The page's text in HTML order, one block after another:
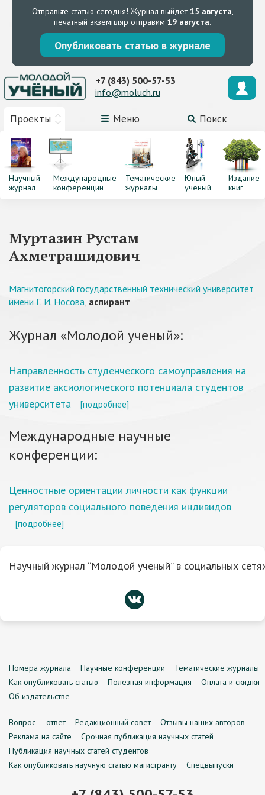
Отправьте статью сегодня! Журнал выйдет15 августа,
печатный экземпляр отправим 19 августа.
Опубликовать статью в журнале
Проекты Меню Поиск
+7 (843) 500-57-53
info@moluch.ru
Научный
журнал
Международные
конференции
Тематические
журналы
Юный
ученый
Издание
книг
Муртазин Рустам
Ахметрашидович
Магнитогорский государственный технический университет
имени Г. И. Носова, аспирант
Журнал «Молодой ученый»:
Направленность студенческого самоуправления на
развитие аксиологического потенциала студентов
университета
[подробнее]
Международные научные
конференции:
Ценностные ориентации личности как функции
регуляторов социального поведения индивидов
[подробнее]
Научный журнал “Молодой ученый” в социальных
Номера журнала Научные конференции
Тематические журналы
Как опубликовать статью
Полезная информация
Оплата и скидки
Об издательстве
Вопрос — ответ Редакционный совет
Отзывы наших авторов
Реклама на сайте
Срочная публикация научных статей
Публикация научных статей студентов
Как опубликовать научную статью магистранту
Спецвыпуски